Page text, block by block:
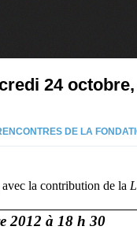
24
DE LA
avec la contribution de la
2012 à 18 h 30